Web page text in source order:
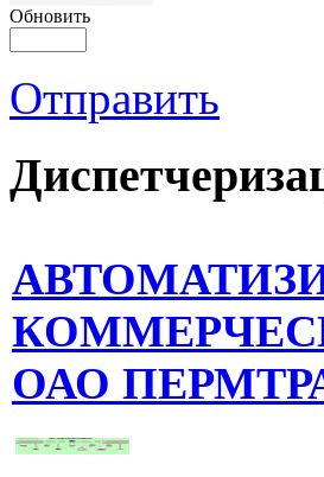
Обновить
Отправить
ОАО